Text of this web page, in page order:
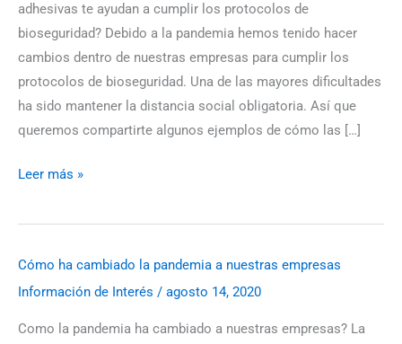
adhesivas te ayudan a cumplir los protocolos de
bioseguridad? Debido a la pandemia hemos tenido hacer
cambios dentro de nuestras empresas para cumplir los
protocolos de bioseguridad. Una de las mayores dificultades
ha sido mantener la distancia social obligatoria. Así que
queremos compartirte algunos ejemplos de cómo las […]
Leer más »
Cómo ha cambiado la pandemia a nuestras empresas
Información de Interés / agosto 14, 2020
Como la pandemia ha cambiado a nuestras empresas? La
Cómo
ha